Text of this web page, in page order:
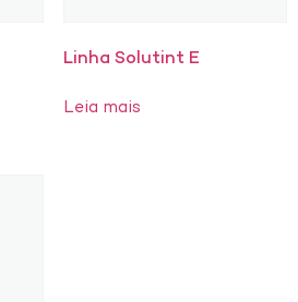
Linha Solutint E
Leia mais